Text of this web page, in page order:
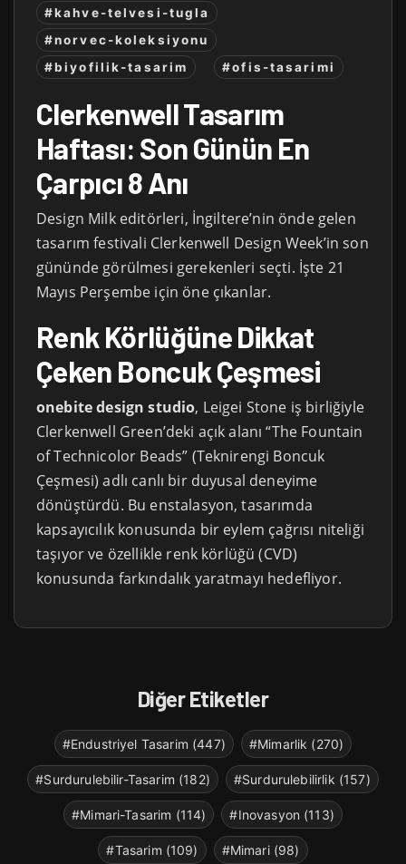
#kahve-telvesi-tugla
#norvec-koleksiyonu
#biyofilik-tasarim
#ofis-tasarimi
Clerkenwell Tasarım
Haftası: Son Günün En
Çarpıcı 8 Anı
Design Milk editörleri, İngiltere’nin önde gelen
tasarım festivali Clerkenwell Design Week’in son
gününde görülmesi gerekenleri seçti. İşte 21
Mayıs Perşembe için öne çıkanlar.
Renk Körlüğüne Dikkat
Çeken Boncuk Çeşmesi
onebite design studio, Leigei Stone iş birliğiyle
Clerkenwell Green’deki açık alanı “The Fountain
of Technicolor Beads” (Teknirengi Boncuk
Çeşmesi) adlı canlı bir duyusal deneyime
dönüştürdü. Bu enstalasyon, tasarımda
kapsayıcılık konusunda bir eylem çağrısı niteliği
taşıyor ve özellikle renk körlüğü (CVD)
konusunda farkındalık yaratmayı hedefliyor.
Diğer Etiketler
#Endustriyel Tasarim (447) #Mimarlik (270)
#Surdurulebilir-Tasarim (182) #Surdurulebilirlik (157)
#Mimari-Tasarim (114) #Inovasyon (113)
#Tasarim (109) #Mimari (98)